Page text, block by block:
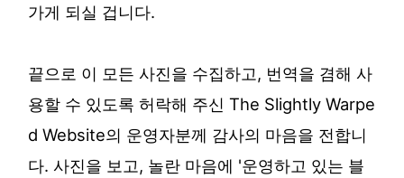
가게 되실 겁니다.
끝으로 이 모든 사진을 수집하고, 번역을 겸해 사
용할 수 있도록 허락해 주신 The Slightly Warpe
d Website의 운영자분께 감사의 마음을 전합니
다. 사진을 보고, 놀란 마음에 '운영하고 있는 블